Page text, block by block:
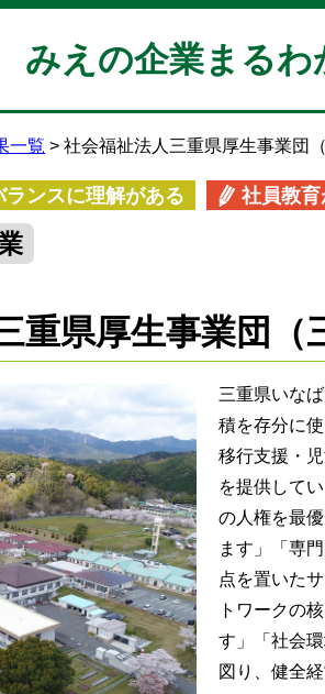
みえの企業まるわ
一覧 社会福祉法人三重県厚生事業団
ンスに理解がある 社員教
重県厚生事業団（
三重県いな
積を存分に
移行支援・
を提供して
の人権を最
ます」「専
点を置いた
トワークの
す」「社会
図り、健全